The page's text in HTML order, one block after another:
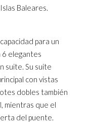
Baleares.
para un
elegantes
suite. Su suite
con vistas
dobles también
mientras que el
del puente.